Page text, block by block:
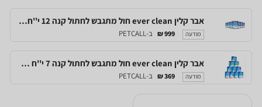
אבר קלין ever clean חול מתגבש לחתול קנה 12 י''ח (10 ליטר כ''א) במבצע מטורף
מודעה 999 ₪ ב-PETCALL
אבר קלין ever clean חול מתגבש לחתול קנה 7 י''ח (6 ליטר כ''א 42 ליטר) במבצע מטורף
מודעה 369 ₪ ב-PETCALL